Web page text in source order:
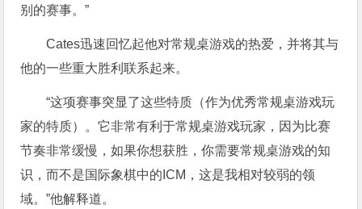
别的赛事。”
Cates迅速回忆起他对常规桌游戏的热爱，并将其与
他的一些重大胜利联系起来。
“这项赛事突显了这些特质（作为优秀常规桌游戏玩
家的特质）。它非常有利于常规桌游戏玩家，因为比赛
节奏非常缓慢，如果你想获胜，你需要常规桌游戏的知
识，而不是国际象棋中的ICM，这是我相对较弱的领
域。”他解释道。